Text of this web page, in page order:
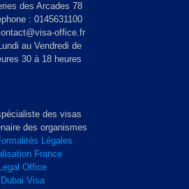
des Arcades 78
: 0145631100
office.fr
au Vendredi de
30 à 18 heures
des visas
des organismes
Légales
France
Legal Office
Dubai Visa